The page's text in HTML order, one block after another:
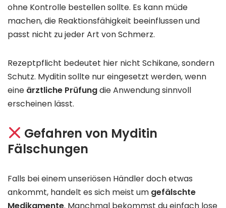
ohne Kontrolle bestellen sollte. Es kann müde
machen, die Reaktionsfähigkeit beeinflussen und
passt nicht zu jeder Art von Schmerz.
Rezeptpflicht bedeutet hier nicht Schikane, sondern
Schutz. Myditin sollte nur eingesetzt werden, wenn
eine ärztliche Prüfungdie Anwendung sinnvoll
erscheinen lässt.
Gefahren von Myditin
Fälschungen
Falls bei einem unseriösen Händler doch etwas
ankommt, handelt es sich meist um gefälschte